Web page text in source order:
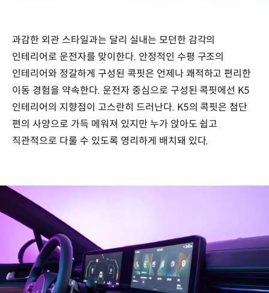
과감한 외관 스타일과는 달리 실내는 모던한 감각의
인테리어로 운전자를 맞이한다. 안정적인 수평 구조의
인테리어와 정갈하게 구성된 콕핏은 언제나 쾌적하고 편리한
이동 경험을 약속한다. 운전자 중심으로 구성된 콕핏에선 K5
인테리어의 지향점이 고스란히 드러난다. K5의 콕핏은 첨단
편의 사양으로 가득 메워져 있지만 누가 앉아도 쉽고
직관적으로 다룰 수 있도록 영리하게 배치돼 있다.